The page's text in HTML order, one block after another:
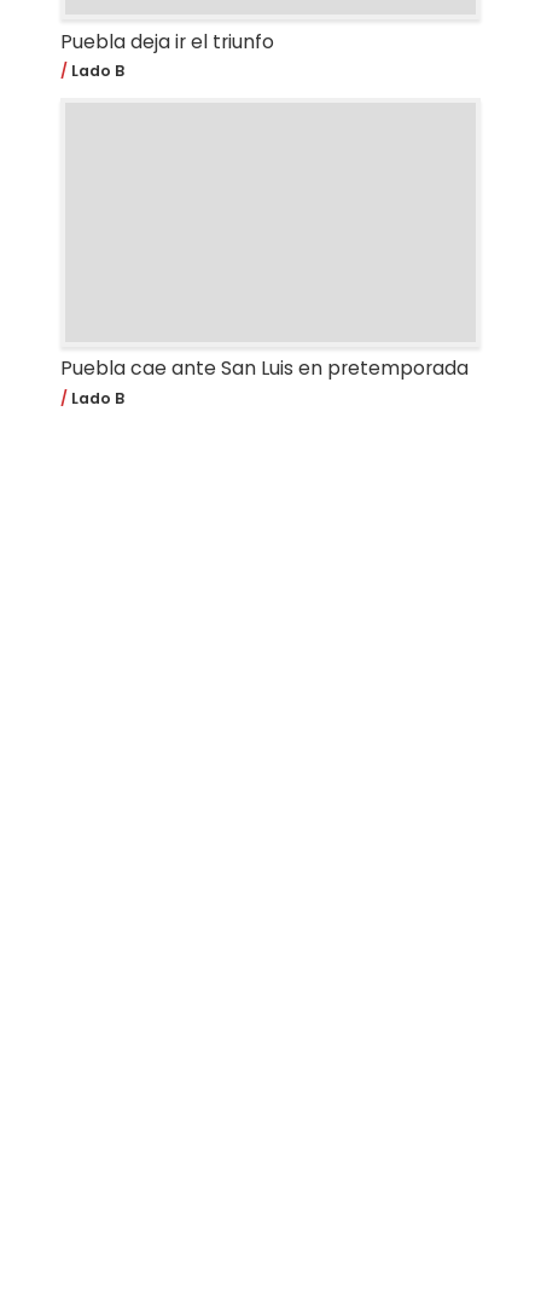
Puebla deja ir el triunfo
Lado B
Puebla cae ante San Luis en pretemporada
Lado B